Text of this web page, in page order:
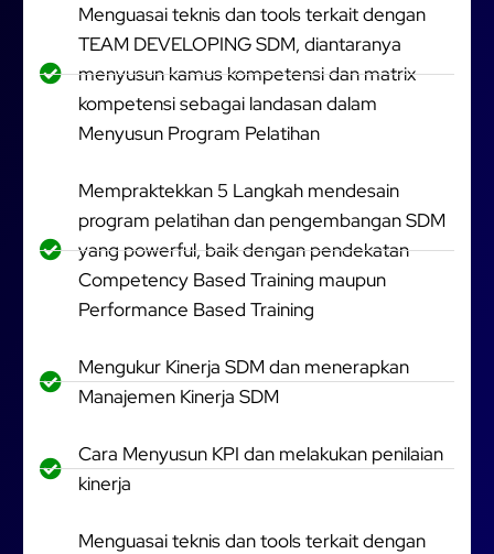
Menguasai teknis dan tools terkait dengan
TEAM DEVELOPING SDM, diantaranya
menyusun kamus kompetensi dan matrix
kompetensi sebagai landasan dalam
Menyusun Program Pelatihan
Mempraktekkan 5 Langkah mendesain
program pelatihan dan pengembangan SDM
yang powerful, baik dengan pendekatan
Competency Based Training maupun
Performance Based Training
Mengukur Kinerja SDM dan menerapkan
Manajemen Kinerja SDM
Cara Menyusun KPI dan melakukan penilaian
kinerja
Menguasai teknis dan tools terkait dengan